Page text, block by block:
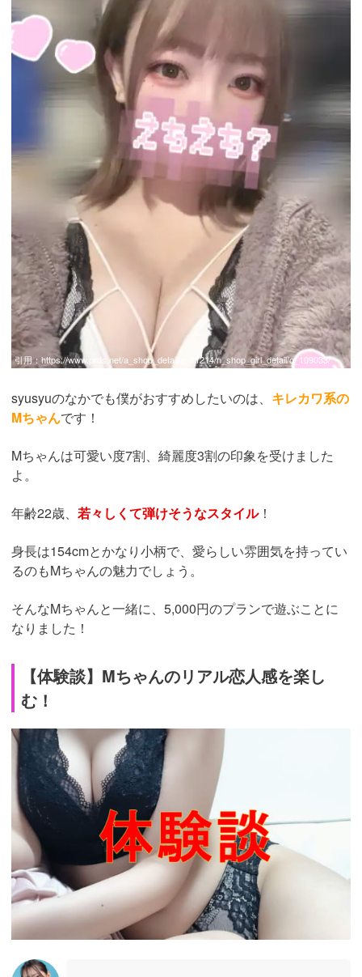
引用： https://www.prds.net/a_shop_detail/g_11214/n_shop_girl_detail/o_109033/
syusyuのなかでも僕がおすすめしたいのは、 キレカワ系の
Mちゃんです！
Mちゃんは可愛い度7割、綺麗度3割の印象を受けました
よ。
年齢22歳、 若々しくて弾けそうなスタイル！
身長は154cmとかなり小柄で、愛らしい雰囲気を持ってい
るのもMちゃんの魅力でしょう。
そんなMちゃんと一緒に、5,000円のプランで遊ぶことに
なりました！
【体験談】Mちゃんのリアル恋人感を楽し
む！